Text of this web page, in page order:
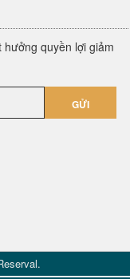
quyền lợi giảm
GỬI